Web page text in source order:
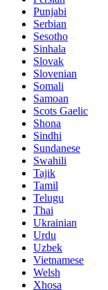
Punjabi
Serbian
Sesotho
Sinhala
Slovak
Slovenian
Somali
Samoan
Scots Gaelic
Shona
Sindhi
Sundanese
Swahili
Tajik
Tamil
Telugu
Thai
Ukrainian
Urdu
Uzbek
Vietnamese
Welsh
Xhosa